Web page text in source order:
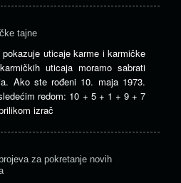
tajne
uticaje karme i karmičke
uticaja moramo sabrati
Ako ste rođeni 10. maja 1973.
redom: 10 + 5 + 1 + 9 + 7
izrač
za pokretanje novih